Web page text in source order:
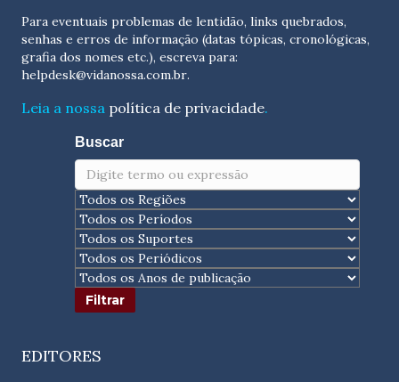
Para eventuais problemas de lentidão, links quebrados,
senhas e erros de informação (datas tópicas, cronológicas,
helpdesk@vidanossa.com.br.
Leia a nossa política de privacidade.
Buscar
EDITORES